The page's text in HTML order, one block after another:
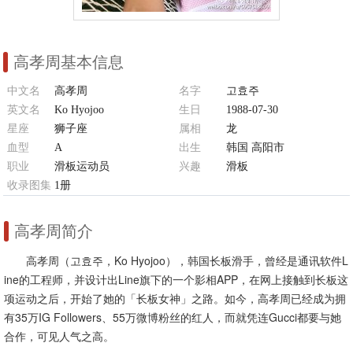
高孝周基本信息
中文名 高孝周 名字
고효주
英文名
Ko Hyojoo 生日
1988-07-30
星座
狮子座 属相
龙
血型
A 出生
韩国 高阳市
职业
滑板运动员 兴趣
滑板
收录图集 1册
高孝周简介
高孝周（고효주，Ko Hyojoo），韩国长板滑手，曾经是通讯软件L
ine的工程师，并设计出Line旗下的一个影相APP，在网上接触到长板这
项运动之后，开始了她的「长板女神」之路。如今，高孝周已经成为拥
有35万IG Followers、55万微博粉丝的红人，而就凭连Gucci都要与她
合作，可见人气之高。